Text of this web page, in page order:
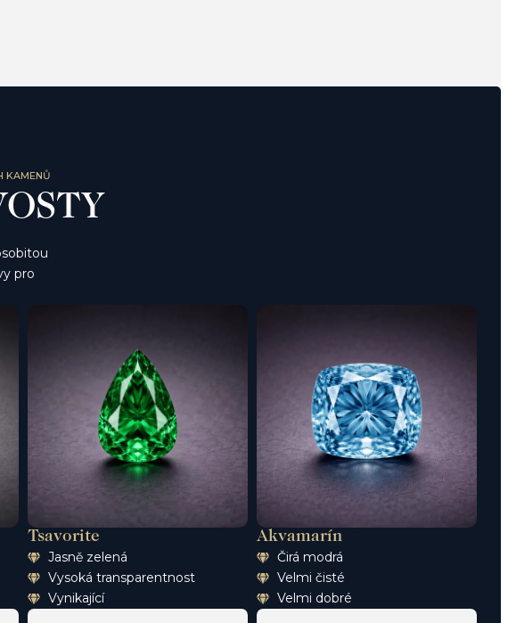
KAMENŮ
pro
Tsavorite
Jasně zelená
Vysoká transparentnost
Vynikající
Akvamarín
Čirá modrá
Velmi čisté
Velmi dobré